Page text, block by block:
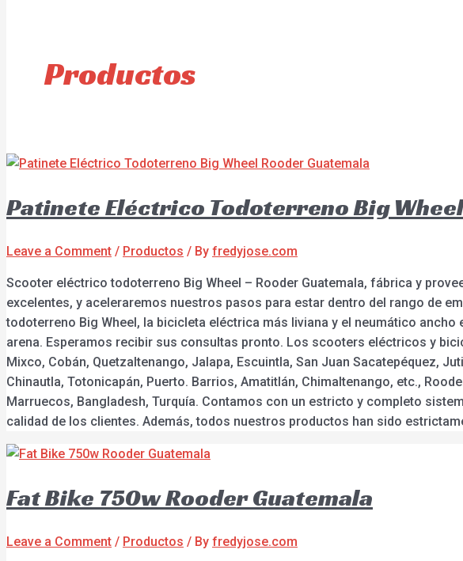
Productos
Patinete Eléctrico Todoterreno Big
Leave a Comment / Productos / By fredyjose.com
Scooter eléctrico todoterreno Big Wheel – Rooder Guatemala, fábrica y
excelentes, y aceleraremos nuestros pasos para estar dentro del rango de
todoterreno Big Wheel, la bicicleta eléctrica más liviana y el neumático
arena. Esperamos recibir sus consultas pronto. Los scooters eléctricos y
Mixco, Cobán, Quetzaltenango, Jalapa, Escuintla, San Juan Sacatepéquez,
Chinautla, Totonicapán, Puerto. Barrios, Amatitlán, Chimaltenango, etc.,
Marruecos, Bangladesh, Turquía. Contamos con un estricto y completo
calidad de los clientes. Además, todos nuestros productos han sido
Fat Bike 750w Rooder Guatemala
Leave a Comment / Productos / By fredyjose.com